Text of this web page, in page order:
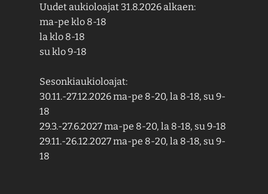
Uudet aukioloajat 31.8.2026 alkaen:
ma-pe klo 8-18
la klo 8-18
su klo 9-18
Sesonkiaukioloajat:
30.11.-27.12.2026 ma-pe 8-20, la 8-18, su 9-
18
29.3.-27.6.2027 ma-pe 8-20, la 8-18, su 9-18
29.11.-26.12.2027 ma-pe 8-20, la 8-18, su 9-
18